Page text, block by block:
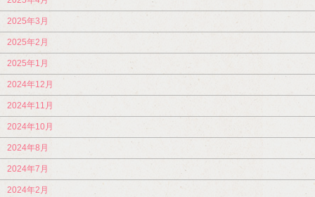
2025年3月
2025年2月
2025年1月
2024年12月
2024年11月
2024年10月
2024年8月
2024年7月
2024年2月